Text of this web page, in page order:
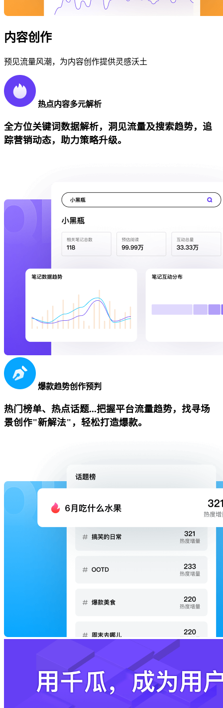
内容创作
预见流量风潮，为内容创作提供灵感沃土
热点内容多元解析
全方位关键词数据解析，洞见流量及搜索趋势，追
踪营销动态，助力策略升级。
爆款趋势创作预判
热门榜单、热点话题...把握平台流量趋势，找寻场
景创作"新解法"，轻松打造爆款。